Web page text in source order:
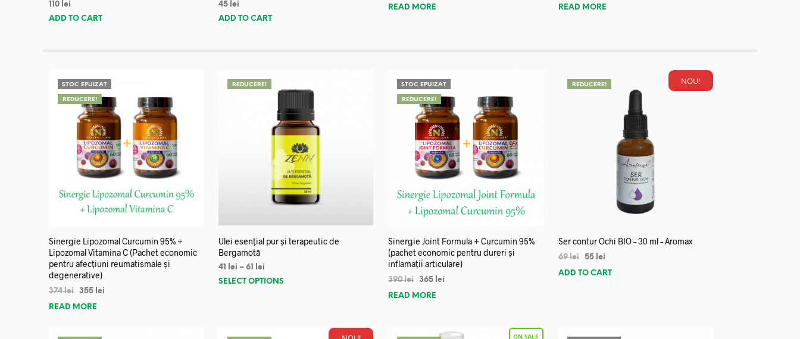
110 lei
ADD TO CART
45 lei
ADD TO CART
READ MORE
READ MORE
STOC EPUIZAT
REDUCERE!
Sinergie Lipozomal Curcumin 95% +
Lipozomal Vitamina C (Pachet economic
pentru afecțiuni reumatismale și
degenerative)
374lei 355 lei
READ MORE
REDUCERE!
Ulei esențial pur și terapeutic de
Bergamotă
41 lei –61
lei
SELECT OPTIONS
STOC EPUIZAT
REDUCERE!
Sinergie Joint Formula + Curcumin 95%
(pachet economic pentru dureri și
inflamații articulare)
390lei 365 lei
READ MORE
NOU!
REDUCERE!
Ser contur Ochi BIO – 30 ml – Aromax
69lei 55 lei
ADD TO CART